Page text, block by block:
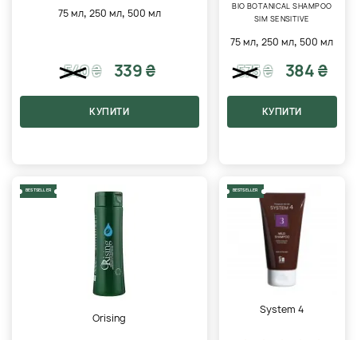
75 мл, 250 мл, 500 мл
540₴ 339 ₴
КУПИТИ
BIO BOTANICAL SHAMPOO
SIM SENSITIVE
75 мл,250 мл, 500 мл
575₴ 384 ₴
КУПИТИ
BESTSELLER
Orising
BESTSELLER
System 4